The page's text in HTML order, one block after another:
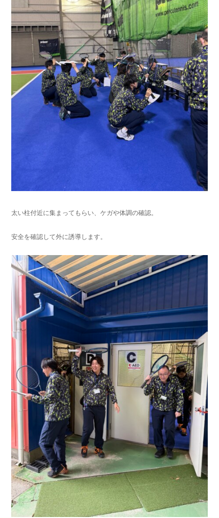
太い柱付近に集まってもらい、ケガや体調の確認。
安全を確認して外に誘導します。